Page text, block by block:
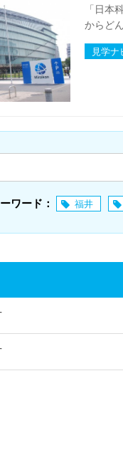
「日本
からど
見学ナ
ワード： 福井